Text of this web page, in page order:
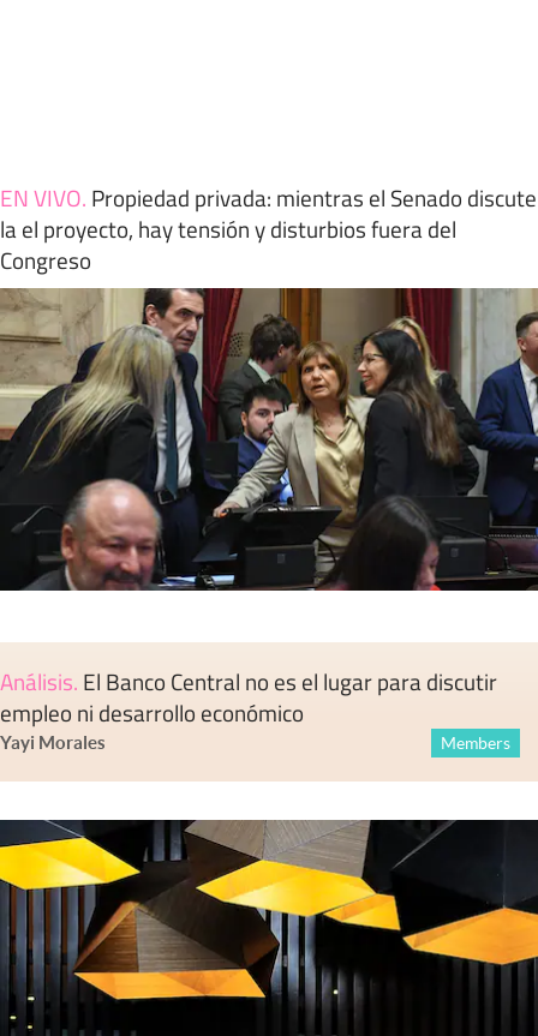
EN VIVO. Propiedad privada: mientras el Senado discute
la el proyecto, hay tensión y disturbios fuera del
Congreso
Análisis. El Banco Central no es el lugar para discutir
empleo ni desarrollo económico
Yayi Morales Members